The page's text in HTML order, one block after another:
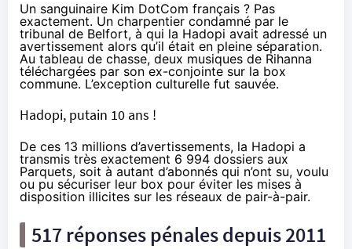
Un sanguinaire Kim DotCom français ? Pas
exactement. Un charpentier condamné par le
tribunal de Belfort, à qui la Hadopi avait adressé un
avertissement alors qu’il était en pleine séparation.
Au tableau de chasse, deux musiques de Rihanna
téléchargées par son ex-conjointe sur la box
commune. L’exception culturelle fut sauvée.
Hadopi, putain 10 ans !
De ces 13 millions d’avertissements, la Hadopi a
transmis très exactement 6 994 dossiers aux
Parquets, soit à autant d’abonnés qui n’ont su, voulu
ou pu sécuriser leur box pour éviter les mises à
disposition illicites sur les réseaux de pair-à-pair.
517 réponses pénales depuis 2011